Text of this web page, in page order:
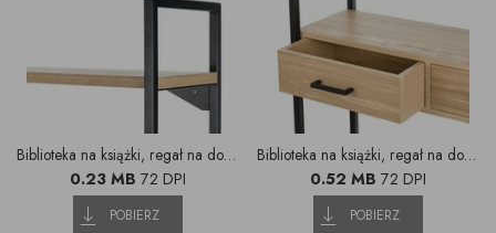
Biblioteka na książki, regał na dokumenty (3)
0.23 MB 72 DPI
POBIERZ
Biblioteka na książki, regał na dokumenty (4)
0.52 MB 72 DPI
POBIERZ